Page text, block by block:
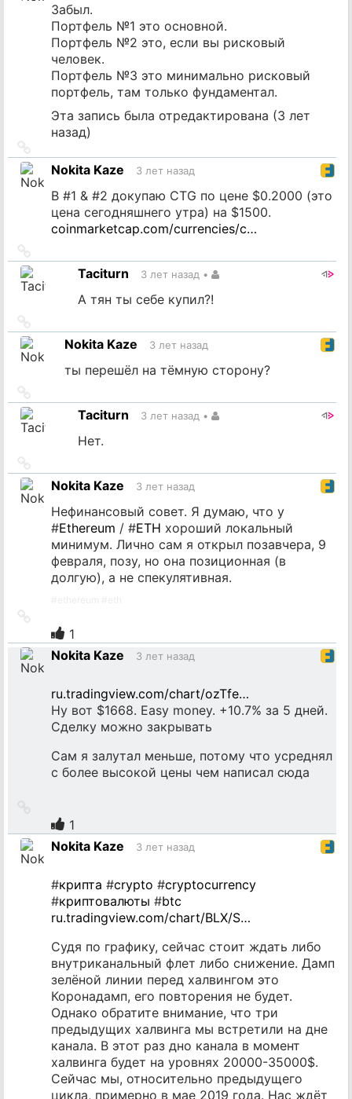
Забыл.
Портфель №1 это основной.
Портфель №2 это, если вы рисковый
человек.
Портфель №3 это минимально рисковый
портфель, там только фундаментал.
Эта запись была отредактирована (3 лет
назад)
на
источник
Nokita Kaze 3 лет назад
В #1 & #2 докупаю CTG по цене $0.2000 (это
цена сегодняшнего утра) на $1500.
coinmarketcap.com/currencies/c…
на
источникTaciturn 3 лет назад •
А тян ты себе купил?!
на
источникNokita Kaze 3 лет назад
ты перешёл на тёмную сторону?
на
источникTaciturn 3 лет назад •
Нет.
на
источник
Nokita Kaze 3 лет назад
Нефинансовый совет. Я думаю, что у
#Ethereum / #ETH хороший локальный
минимум. Лично сам я открыл позавчера, 9
февраля, позу, но она позиционная (в
долгую), а не спекулятивная.
источник
1
Nokita Kaze
3 лет назад
ru.tradingview.com/chart/ozTfe…
Ну вот $1668. Easy money. +10.7% за 5 дней.
Сделку можно закрывать
Сам я залутал меньше, потому что усреднял
с более высокой цены чем написал сюда
источник
1
Nokita Kaze
3 лет назад
#крипта #crypto #cryptocurrency
#криптовалюты #btc
ru.tradingview.com/chart/BLX/S…
Судя по графику, сейчас стоит ждать либо
внутриканальный флет либо снижение. Дамп
зелёной линии перед халвингом это
Коронадамп, его повторения не будет.
Однако обратите внимание, что три
предыдущих халвинга мы встретили на дне
канала. В этот раз дно канала в момент
халвинга будет на уровнях 20000-35000$.
Сейчас мы, относительно предыдущего
цикла, примерно в мае 2019 года. Нас ждёт